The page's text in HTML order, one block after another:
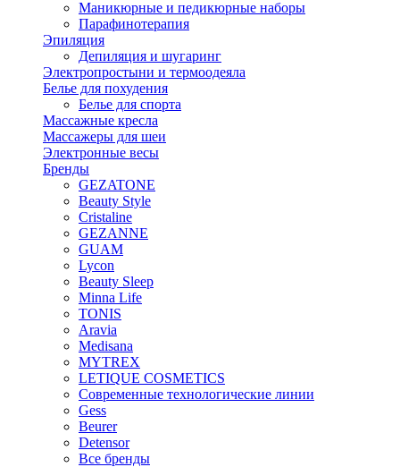
Маникюрные и педикюрные наборы
Парафинотерапия
Эпиляция
Депиляция и шугаринг
Электропростыни и термоодеяла
Белье для похудения
Белье для спорта
Массажные кресла
Массажеры для шеи
Электронные весы
Бренды
GEZATONE
Beauty Style
Cristaline
GEZANNE
GUAM
Lycon
Beauty Sleep
Minna Life
TONIS
Aravia
Medisana
MYTREX
LETIQUE COSMETICS
Современные технологические линии
Gess
Beurer
Detensor
Все бренды